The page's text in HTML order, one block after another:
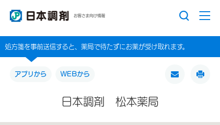
お客さま向け情報
処方箋を事前送信すると、薬局で待たずにお薬が受け取れます。
アプリから WEBから
日本調剤 松本薬局